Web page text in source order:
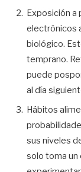
Exposición a
electrónicos
biológico.
temprano.
puede
al día
Hábitos
sus niveles
solo toma un